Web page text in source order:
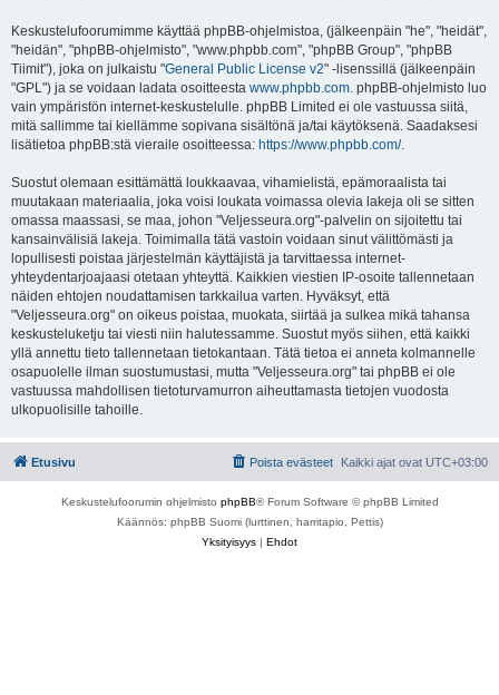
Keskustelufoorumimme käyttää phpBB-ohjelmistoa, (jälkeenpäin "he", "heidät",
"heidän", "phpBB-ohjelmisto", "www.phpbb.com", "phpBB Group", "phpBB
Tiimit"), joka on julkaistu "General Public License v2" -lisenssillä (jälkeenpäin
"GPL") ja se voidaan ladata osoitteesta www.phpbb.com. phpBB-ohjelmisto luo
vain ympäristön internet-keskustelulle. phpBB Limited ei ole vastuussa siitä,
mitä sallimme tai kiellämme sopivana sisältönä ja/tai käytöksenä. Saadaksesi
lisätietoa phpBB:stä vieraile osoitteessa: https://www.phpbb.com/.
Suostut olemaan esittämättä loukkaavaa, vihamielistä, epämoraalista tai
muutakaan materiaalia, joka voisi loukata voimassa olevia lakeja oli se sitten
omassa maassasi, se maa, johon "Veljesseura.org"-palvelin on sijoitettu tai
kansainvälisiä lakeja. Toimimalla tätä vastoin voidaan sinut välittömästi ja
lopullisesti poistaa järjestelmän käyttäjistä ja tarvittaessa internet-
yhteydentarjoajaasi otetaan yhteyttä. Kaikkien viestien IP-osoite tallennetaan
näiden ehtojen noudattamisen tarkkailua varten. Hyväksyt, että
"Veljesseura.org" on oikeus poistaa, muokata, siirtää ja sulkea mikä tahansa
keskusteluketju tai viesti niin halutessamme. Suostut myös siihen, että kaikki
yllä annettu tieto tallennetaan tietokantaan. Tätä tietoa ei anneta kolmannelle
osapuolelle ilman suostumustasi, mutta "Veljesseura.org" tai phpBB ei ole
vastuussa mahdollisen tietoturvamurron aiheuttamasta tietojen vuodosta
ulkopuolisille tahoille.
Etusivu Kaikki ajat ovat UTC+03:00
Poista evästeet
Keskustelufoorumin ohjelmisto phpBB® Forum Software © phpBB Limited
Käännös: phpBB Suomi (lurttinen, harritapio, Pettis)
Yksityisyys | Ehdot